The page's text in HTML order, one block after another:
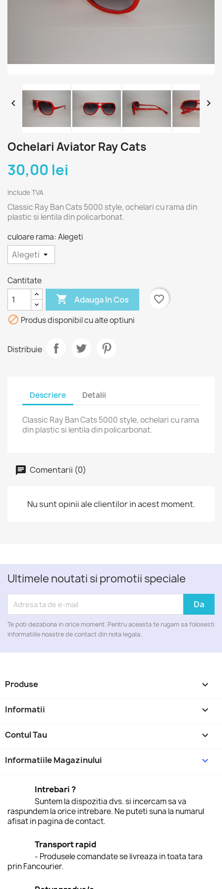
 
Ochelari Aviator Ray Cats
30,00 lei
Include TVA
Classic Ray Ban Cats 5000 style, ochelari cu rama din
plastic si lentila din policarbonat.
culoare rama: Alegeti
Cantitate
 Adauga In Cos
favorite_border
 Produs disponibil cu alte optiuni
Distribuie
Descriere Detalii
Classic Ray Ban Cats 5000 style, ochelari cu rama
din plastic si lentila din policarbonat.
Comentarii (0)
Nu sunt opinii ale clientilor in acest moment.
Ultimele noutati si promotii speciale
Te poti dezabona in orice moment. Pentru aceasta te rugam sa folosesti
informatiile noastre de contact din nota legala.
Produse 
Informatii 
Contul Tau 
Informatiile Magazinului keyboard_arrow_down
Intrebari ?
Suntem la dispozitia dvs. si incercam sa va
raspundem la orice intrebare. Ne puteti suna la numarul
afisat in pagina de contact.
Transport rapid
- Produsele comandate se livreaza in toata tara
prin Fancourier.